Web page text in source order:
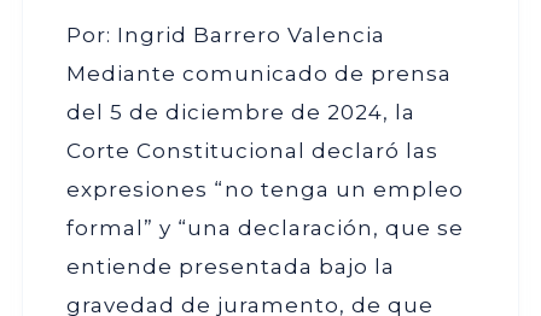
Por: Ingrid Barrero Valencia
Mediante comunicado de prensa
del 5 de diciembre de 2024, la
Corte Constitucional declaró las
expresiones “no tenga un empleo
formal” y “una declaración, que se
entiende presentada bajo la
gravedad de juramento, de que